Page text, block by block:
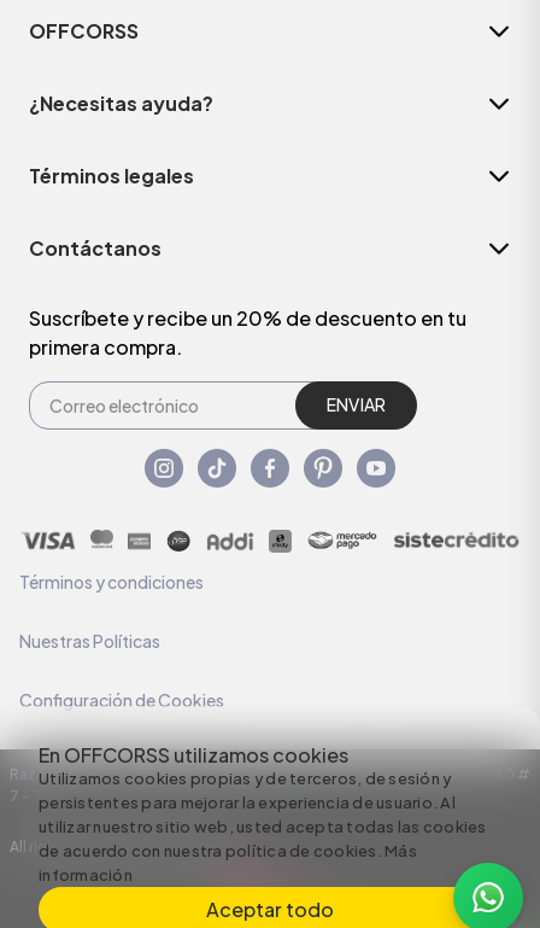
En OFFCORSS utilizamos cookies
Utilizamos cookies propias y de terceros, de sesión y
persistentes para mejorar la experiencia de usuario. Al
utilizar nuestro sitio web, usted acepta todas las cookies
de acuerdo con nuestra política de cookies. Más
información
Aceptar todo
OFFCORSS
¿Necesitas ayuda?
Términos legales
Contáctanos
Suscríbete y recibe un 20% de descuento en tu
primera compra.
ENVIAR
Términos y condiciones
Nuestras Políticas
Configuración de Cookies
Razón Social: C.I HERMECO S.A. NIT: 890924167-6 Dirección: Carrera 50 #
7 – 35
All rights reserved empowered by